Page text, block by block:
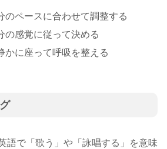
のペースに合わせて調整する
の感覚に従って決める
かに座って呼吸を整える
語で「歌う」や「詠唱する」を意味